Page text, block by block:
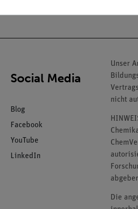
Social Media
Blog
Facebook
YouTube
LinkedIn
Unser
nicht
Die